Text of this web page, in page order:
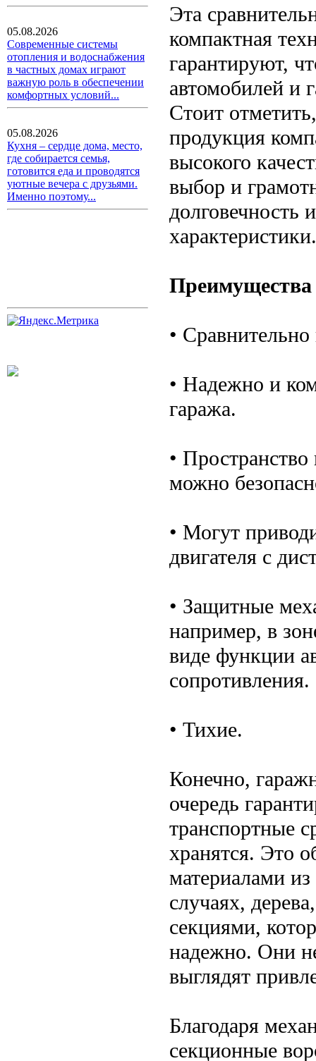
05.08.2026
Современные системы
отопления и водоснабжения
в частных домах играют
важную роль в обеспечении
комфортных условий...
05.08.2026
Кухня – сердце дома, место,
где собирается семья,
готовится еда и проводятся
уютные вечера с друзьями.
Именно поэтому...
Эта
компактная
гарантируют,
автомобилей и
Стоит
продукция
высокого
выбор и
долговечность
характеристики.
Преимущества
•
• Надежно и
гаража.
•
можно
• Могут
двигателя с
• Защитные
например, в
виде функции
сопротивления.
• Тихие.
Конечно,
очередь
транспортные
хранятся. Это
материалами
случаях,
секциями,
надежно. Они
выглядят
Благодаря
секционные